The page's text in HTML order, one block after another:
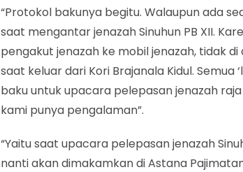
“Protokol bakunya begitu. Walaupun ada
saat mengantar jenazah Sinuhun PB XII.
pengakut jenazah ke mobil jenazah, tidak di
saat keluar dari Kori Brajanala Kidul.
baku untuk upacara pelepasan jenazah
kami punya pengalaman”.
“Yaitu saat upacara pelepasan jenazah
nanti akan dimakamkan di Astana